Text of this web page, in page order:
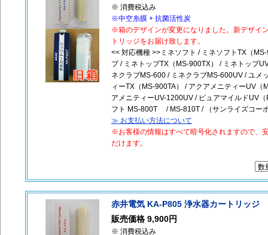
※ 消費税込み
※中空糸膜 + 抗菌活性炭
※箱のデザインが変更になりました。新デザイ
トリッジをお届け致します。
<< 対応機種 >>ミネソフト / ミネソフトTX（
プ / ミネトップTX（MS-900TX） / ミネトップ
ネクラブMS-600 / ミネクラブMS-600UV / ユメ
ィーTX（MS-900TA） / アクアメニティーUV（
アメニティーUV-1200UV / ピュアマイルドUV
フト MS-800T / MS-810T / （サンライズコー
≫ お支払い方法について
※お客様の情報はすべて暗号化されますので、
だけます。
赤井電気 KA-P805 浄水器カートリッジ
販売価格 9,900円
※ 消費税込み